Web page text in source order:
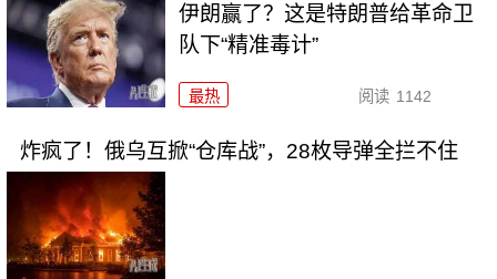
伊朗赢了？这是特朗普给革命卫
队下“精准毒计”
最热 阅读 1142
炸疯了！俄乌互掀“仓库战”，28枚导弹全拦不住